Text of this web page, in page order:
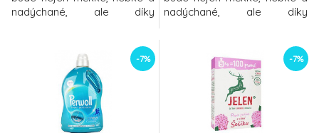
nadýchané, ale díky
dlouho těšit svěží vůní, která
mezi spotřebiteli patří k těm
nejoblíbenějším. Aviváž však
vyniká rovněž antistatickým
účinkem, pomůže vám
udržet kvalitu látky a po
nadýchané, ale díky
dlouho těšit svěží vůní, která
mezi spotřebiteli patří k těm
nejoblíbenějším. Aviváž však
vyniká rovněž antistatickým
účinkem, pomůže vám
udržet kvalitu látky a po jejím
-7% -7%